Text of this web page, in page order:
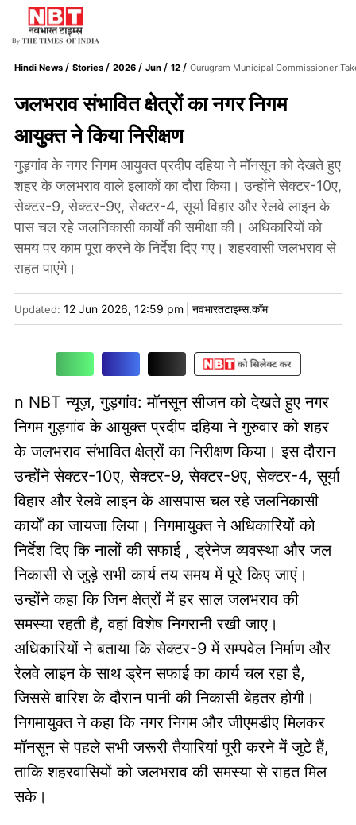
Hindi News Stories 2026 Jun 12 Gurugram Municipal Commissioner
जलभराव संभावित क्षेत्रों का नगर निगम
आयुक्त ने किया निरीक्षण
गुड़गांव के नगर निगम आयुक्त प्रदीप दहिया ने मॉनसून को देखते हुए
शहर के जलभराव वाले इलाकों का दौरा किया। उन्होंने सेक्टर-10ए,
सेक्टर-9, सेक्टर-9ए, सेक्टर-4, सूर्या विहार और रेलवे लाइन के
पास चल रहे जलनिकासी कार्यों की समीक्षा की। अधिकारियों को
समय पर काम पूरा करने के निर्देश दिए गए। शहरवासी जलभराव से
राहत पाएंगे।
Updated: 12 Jun 2026, 12:59 pm नवभारतटाइम्स.कॉम
n NBT न्यूज़, गुड़गांव: मॉनसून सीजन को देखते हुए नगर
निगम गुड़गांव के आयुक्त प्रदीप दहिया ने गुरुवार को शहर
के जलभराव संभावित क्षेत्रों का निरीक्षण किया। इस दौरान
उन्होंने सेक्टर-10ए, सेक्टर-9, सेक्टर-9ए, सेक्टर-4, सूर्या
विहार और रेलवे लाइन के आसपास चल रहे जलनिकासी
कार्यों का जायजा लिया। निगमायुक्त ने अधिकारियों को
निर्देश दिए कि नालों की सफाई , ड्रेनेज व्यवस्था और जल
निकासी से जुड़े सभी कार्य तय समय में पूरे किए जाएं।
उन्होंने कहा कि जिन क्षेत्रों में हर साल जलभराव की
समस्या रहती है, वहां विशेष निगरानी रखी जाए।
अधिकारियों ने बताया कि सेक्टर-9 में सम्पवेल निर्माण और
रेलवे लाइन के साथ ड्रेन सफाई का कार्य चल रहा है,
जिससे बारिश के दौरान पानी की निकासी बेहतर होगी।
निगमायुक्त ने कहा कि नगर निगम और जीएमडीए मिलकर
मॉनसून से पहले सभी जरूरी तैयारियां पूरी करने में जुटे हैं,
ताकि शहरवासियों को जलभराव की समस्या से राहत मिल
सके।